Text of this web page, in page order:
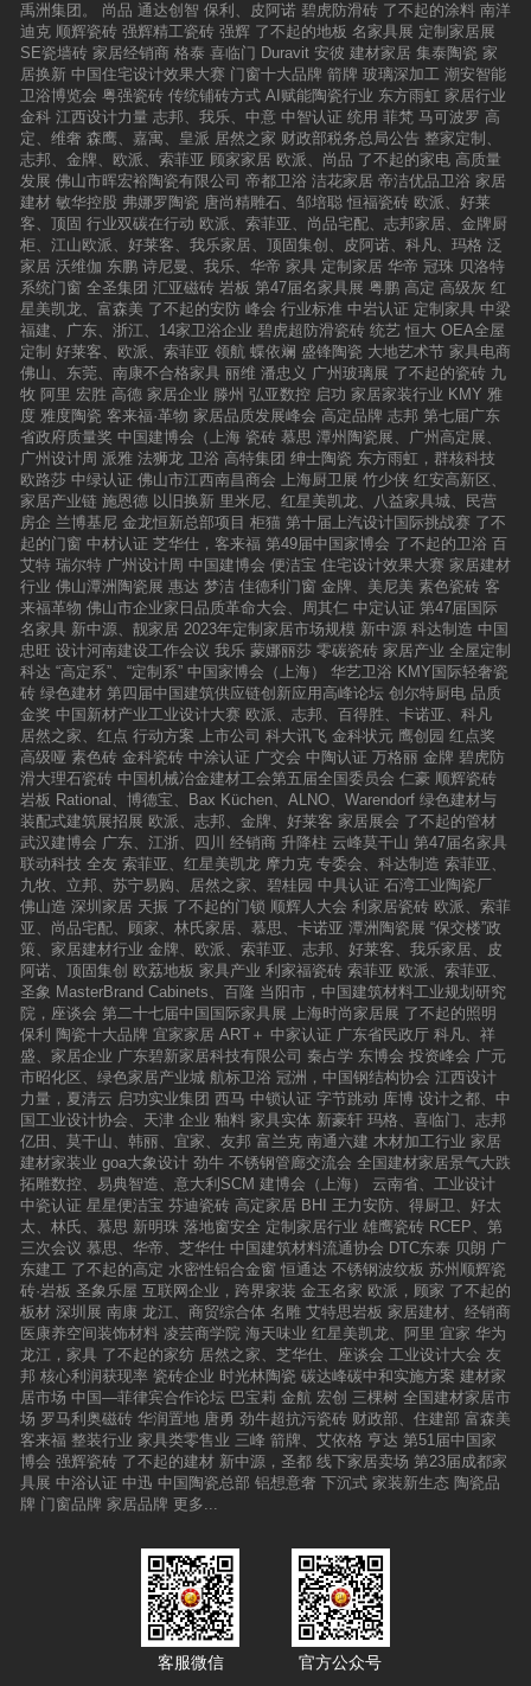
禹洲集团。
尚品 通达创智 保利、皮阿诺 碧虎防滑砖 了不起的涂料 南洋
迪克 顺辉瓷砖 强辉精工瓷砖 强辉 了不起的地板 名家具展 定制家居展
SE瓷墙砖 家居经销商 格泰 喜临门 Duravit 安彼 建材家居 集泰陶瓷 家
居换新 中国住宅设计效果大赛 门窗十大品牌 箭牌 玻璃深加工 潮安智能
卫浴博览会 粤强瓷砖 传统铺砖方式 AI赋能陶瓷行业 东方雨虹 家居行业
金科 江西设计力量 志邦、我乐、中意 中智认证 统用 菲梵 马可波罗 高
定、维奢 森鹰、嘉寓、皇派 居然之家 财政部税务总局公告 整家定制、
志邦、金牌、欧派、索菲亚 顾家家居 欧派、尚品 了不起的家电 高质量
发展 佛山市晖宏裕陶瓷有限公司 帝都卫浴 洁花家居 帝洁优品卫浴 家居
建材 敏华控股 弗娜罗陶瓷 唐尚精雕石、邹培聪 恒福瓷砖 欧派、好莱
客、顶固 行业双碳在行动 欧派、索菲亚、尚品宅配、志邦家居、金牌厨
柜、江山欧派、好莱客、我乐家居、顶固集创、皮阿诺、科凡、玛格 泛
家居 沃维伽 东鹏 诗尼曼、我乐、华帝 家具 定制家居 华帝 冠珠 贝洛特
系统门窗 全圣集团 汇亚磁砖 岩板 第47届名家具展 粤鹏 高定 高级灰 红
星美凯龙、富森美 了不起的安防 峰会 行业标准 中岩认证 定制家具 中梁
福建、广东、浙江、14家卫浴企业 碧虎超防滑瓷砖 统艺 恒大 OEA全屋
定制 好莱客、欧派、索菲亚 领航 蝶依斓 盛锋陶瓷 大地艺术节 家具电商
佛山、东莞、南康不合格家具 丽维 潘忠义 广州玻璃展 了不起的瓷砖 九
牧 阿里 宏胜 高德 家居企业 滕州 弘亚数控 启功 家居家装行业 KMY 雅
度 雅度陶瓷 客来福·革物 家居品质发展峰会 高定品牌 志邦 第七届广东
省政府质量奖 中国建博会（上海 瓷砖 慕思 潭州陶瓷展、广州高定展、
广州设计周 派雅 法狮龙 卫浴 高特集团 绅士陶瓷 东方雨虹，群核科技
欧路莎 中绿认证 佛山市江西南昌商会 上海厨卫展 竹少侠 红安高新区、
家居产业链 施恩德 以旧换新 里米尼、红星美凯龙、八益家具城、民营
房企 兰博基尼 金龙恒新总部项目 柜猫 第十届上汽设计国际挑战赛 了不
起的门窗 中材认证 芝华仕，客来福 第49届中国家博会 了不起的卫浴 百
艾特 瑞尔特 广州设计周 中国建博会 便洁宝 住宅设计效果大赛 家居建材
行业 佛山潭洲陶瓷展 惠达 梦洁 佳德利门窗 金牌、美尼美 素色瓷砖 客
来福革物 佛山市企业家日品质革命大会、周其仁 中定认证 第47届国际
名家具 新中源、靓家居 2023年定制家居市场规模 新中源 科达制造 中国
忠旺 设计河南建设工作会议 我乐 蒙娜丽莎 零碳瓷砖 家居产业 全屋定制
科达 “高定系”、“定制系” 中国家博会（上海） 华艺卫浴 KMY国际轻奢瓷
砖 绿色建材 第四届中国建筑供应链创新应用高峰论坛 创尔特厨电 品质
金奖 中国新材产业工业设计大赛 欧派、志邦、百得胜、卡诺亚、科凡
居然之家、红点 行动方案 上市公司 科大讯飞 金科状元 鹰创园 红点奖
高级哑 素色砖 金科瓷砖 中涂认证 广交会 中陶认证 万格丽 金牌 碧虎防
滑大理石瓷砖 中国机械冶金建材工会第五届全国委员会 仁豪 顺辉瓷砖
岩板 Rational、博德宝、Bax Küchen、ALNO、Warendorf 绿色建材与
装配式建筑展招展 欧派、志邦、金牌、好莱客 家居展会 了不起的管材
武汉建博会 广东、江浙、四川 经销商 升降柱 云峰莫干山 第47届名家具
联动科技 全友 索菲亚、红星美凯龙 摩力克 专委会、科达制造 索菲亚、
九牧、立邦、苏宁易购、居然之家、碧桂园 中具认证 石湾工业陶瓷厂
佛山造 深圳家居 天振 了不起的门锁 顺辉人大会 利家居瓷砖 欧派、索菲
亚、尚品宅配、顾家、林氏家居、慕思、卡诺亚 潭洲陶瓷展 “保交楼”政
策、家居建材行业 金牌、欧派、索菲亚、志邦、好莱客、我乐家居、皮
阿诺、顶固集创 欧荔地板 家具产业 利家福瓷砖 索菲亚 欧派、索菲亚、
圣象 MasterBrand Cabinets、百隆 当阳市，中国建筑材料工业规划研究
院，座谈会 第二十七届中国国际家具展 上海时尚家居展 了不起的照明
保利 陶瓷十大品牌 宜家家居 ART＋ 中家认证 广东省民政厅 科凡、祥
盛、家居企业 广东碧新家居科技有限公司 秦占学 东博会 投资峰会 广元
市昭化区、绿色家居产业城 航标卫浴 冠洲，中国钢结构协会 江西设计
力量，夏清云 启功实业集团 西马 中锁认证 字节跳动 库博 设计之都、中
国工业设计协会、天津 企业 釉料 家具实体 新豪轩 玛格、喜临门、志邦
亿田、莫干山、韩丽、宜家、友邦 富兰克 南通六建 木材加工行业 家居
建材家装业 goa大象设计 劲牛 不锈钢管廊交流会 全国建材家居景气大跌
拓雕数控、易典智造、意大利SCM 建博会（上海）
云南省、工业设计
中瓷认证 星星便洁宝 芬迪瓷砖 高定家居 BHI
王力安防、得厨卫、好太
太、林氏、慕思 新明珠 落地窗安全 定制家居行业 雄鹰瓷砖 RCEP、第
三次会议 慕思、华帝、芝华仕 中国建筑材料流通协会 DTC东泰 贝朗 广
东建工 了不起的高定 水密性铝合金窗 恒通达 不锈钢波纹板 苏州顺辉瓷
砖·岩板 圣象乐屋 互联网企业，跨界家装 金玉名家 欧派，顾家 了不起的
板材 深圳展 南康 龙江、商贸综合体 名雕 艾特思岩板 家居建材、经销商
医康养空间装饰材料 凌芸商学院 海天味业 红星美凯龙、阿里 宜家 华为
龙江，家具 了不起的家纺 居然之家、芝华仕、座谈会 工业设计大会 友
邦 核心利润获现率 瓷砖企业 时光林陶瓷 碳达峰碳中和实施方案 建材家
居市场 中国—菲律宾合作论坛 巴宝莉 金航 宏创 三棵树 全国建材家居市
场 罗马利奥磁砖 华润置地 唐勇 劲牛超抗污瓷砖 财政部、住建部 富森美
客来福 整装行业 家具类零售业 三峰 箭牌、艾依格 亨达 第51届中国家
博会 强辉瓷砖 了不起的建材 新中源，圣都 线下家居卖场 第23届成都家
具展 中浴认证 中迅 中国陶瓷总部 铝想意奢 下沉式 家装新生态 陶瓷品
牌 门窗品牌 家居品牌 更多...
客服微信 官方公众号